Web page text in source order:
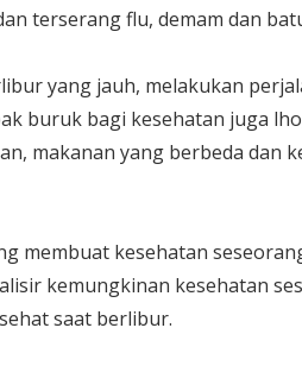
terserang flu, demam dan
yang jauh, melakukan
buruk bagi kesehatan juga
makanan yang berbeda dan
membuat kesehatan
kemungkinan kesehatan
saat berlibur.